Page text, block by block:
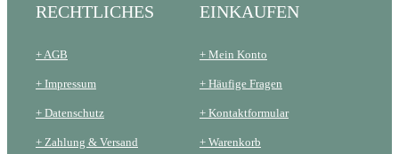
RECHTLICHES
+ AGB
+ Impressum
+ Datenschutz
+ Zahlung & Versand
EINKAUFEN
+ Mein Konto
+ Häufige Fragen
+ Kontaktformular
+ Warenkorb